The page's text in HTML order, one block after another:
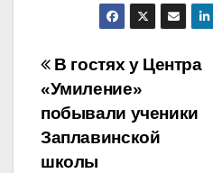
Навигация
по
записям
В гостях у Центра
«Умиление»
побывали ученики
Заплавинской
школы